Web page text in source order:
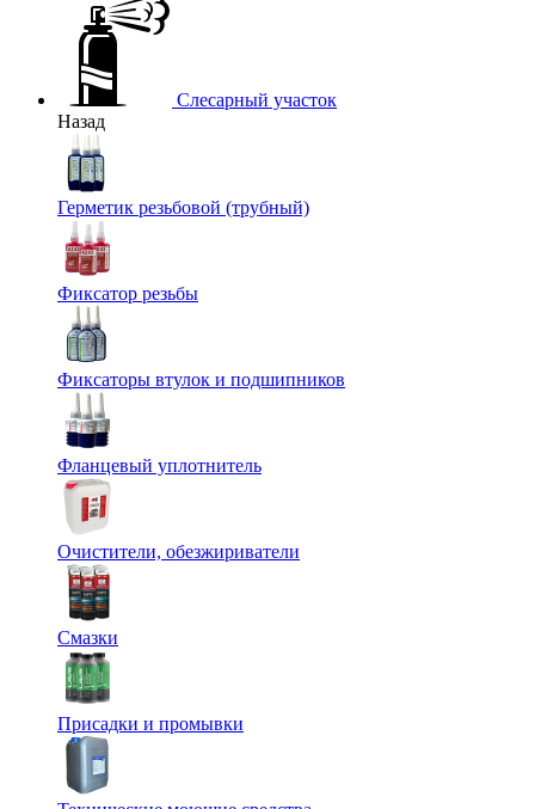
Слесарный участок
Назад
Герметик резьбовой (трубный)
Фиксатор резьбы
Фиксаторы втулок и подшипников
Фланцевый уплотнитель
Очистители, обезжириватели
Смазки
Присадки и промывки